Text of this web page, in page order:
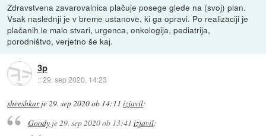
Zdravstvena zavarovalnica plačuje posege glede na (svoj) plan.
Vsak naslednji je v breme ustanove, ki ga opravi. Po realizaciji je
plačanih le malo stvari, urgenca, onkologija, pediatrija,
porodništvo, verjetno še kaj.
3p
::29. sep 2020, 14:23
sheeshkarje29. sep 2020 ob 14:11 izjavil:
Goodyje29. sep 2020 ob 13:41 izjavil: